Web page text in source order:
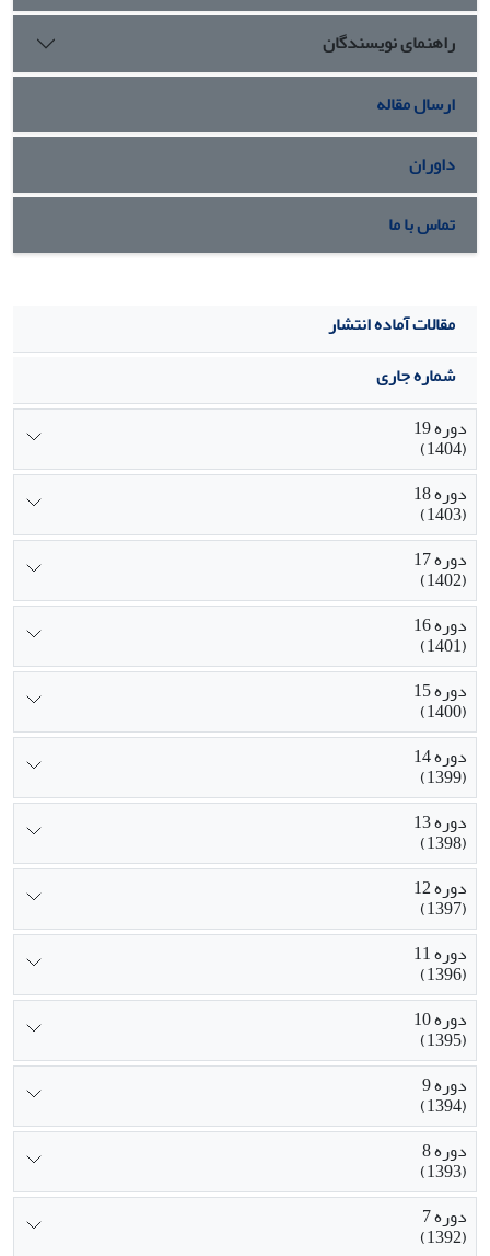
انتخابی و سبک زندگی روزمره نقش قابل‌توجهی در پایداری و
تداوم زندگی مشترک دارند.
راهنمای نویسندگان
ارسال مقاله
داوران
تماس با ما
مقالات آماده انتشار
شماره جاری
دوره 19
(1404)
دوره 18
(1403)
دوره 17
(1402)
دوره 16
(1401)
دوره 15
(1400)
دوره 14
(1399)
دوره 13
(1398)
دوره 12
(1397)
دوره 11
(1396)
دوره 10
(1395)
دوره 9
(1394)
دوره 8
(1393)
دوره 7
(1392)